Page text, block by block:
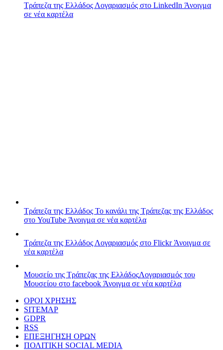
Τράπεζα της Ελλάδος Λογαριασμός στο LinkedIn Άνοιγμα
σε νέα καρτέλα
Τράπεζα της Ελλάδος Το κανάλι της Τράπεζας της Ελλάδος
στο YouTube Άνοιγμα σε νέα καρτέλα
Τράπεζα της Ελλάδος Λογαριασμός στο FlickrΆνοιγμα σε
νέα καρτέλα
Μουσείο της Τράπεζας της ΕλλάδοςΛογαριασμός του
Μουσείου στο facebook Άνοιγμα σε νέα καρτέλα
ΟΡΟΙ ΧΡΗΣΗΣ
SITEMAP
GDPR
RSS
ΕΠΕΞΗΓΗΣΗ ΟΡΩΝ
ΠΟΛΙΤΙΚΗ SOCIAL MEDIA